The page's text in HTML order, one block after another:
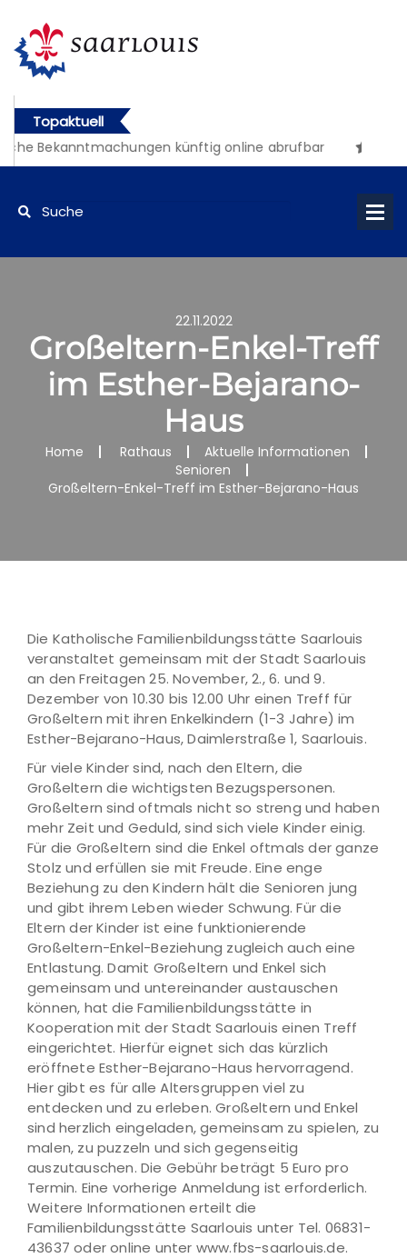
Topaktuell
Bekanntmachungen künftig online abrufbar
22.11.2022
Großeltern-Enkel-Treff
im Esther-Bejarano-
Haus
Home Rathaus
Aktuelle Informationen
Senioren
Großeltern-Enkel-Treff im Esther-Bejarano-Haus
Die Katholische Familienbildungsstätte Saarlouis
veranstaltet gemeinsam mit der Stadt Saarlouis
an den Freitagen 25. November, 2., 6. und 9.
Dezember von 10.30 bis 12.00 Uhr einen Treff für
Großeltern mit ihren Enkelkindern (1-3 Jahre) im
Esther-Bejarano-Haus, Daimlerstraße 1, Saarlouis.
Für viele Kinder sind, nach den Eltern, die
Großeltern die wichtigsten Bezugspersonen.
Großeltern sind oftmals nicht so streng und haben
mehr Zeit und Geduld, sind sich viele Kinder einig.
Für die Großeltern sind die Enkel oftmals der ganze
Stolz und erfüllen sie mit Freude. Eine enge
Beziehung zu den Kindern hält die Senioren jung
und gibt ihrem Leben wieder Schwung. Für die
Eltern der Kinder ist eine funktionierende
Großeltern-Enkel-Beziehung zugleich auch eine
Entlastung. Damit Großeltern und Enkel sich
gemeinsam und untereinander austauschen
können, hat die Familienbildungsstätte in
Kooperation mit der Stadt Saarlouis einen Treff
eingerichtet. Hierfür eignet sich das kürzlich
eröffnete Esther-Bejarano-Haus hervorragend.
Hier gibt es für alle Altersgruppen viel zu
entdecken und zu erleben. Großeltern und Enkel
sind herzlich eingeladen, gemeinsam zu spielen, zu
malen, zu puzzeln und sich gegenseitig
auszutauschen. Die Gebühr beträgt 5 Euro pro
Termin. Eine vorherige Anmeldung ist erforderlich.
Weitere Informationen erteilt die
Familienbildungsstätte Saarlouis unter Tel. 06831-
43637 oder online unter www.fbs-saarlouis.de.